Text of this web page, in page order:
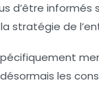
d’être
stratégie de
les